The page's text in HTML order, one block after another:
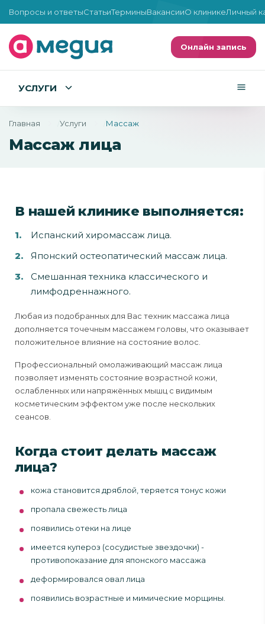
Вопросы и ответыСтатьиТерминыВакансииО клиникеЛичный
Онлайн запись
УСЛУГИ
Главная Услуги Массаж
Массаж лица
В нашей клинике выполняется:
Испанский хиромассаж лица.
Японский остеопатический массаж лица.
Смешанная техника классического и
лимфодреннажного.
Любая из подобранных для Вас техник массажа лица
дополняется точечным массажем головы, что оказывает
положительное влияние на состояние волос.
Профессиональный омолаживающий массаж лица
позволяет изменять состояние возрастной кожи,
ослабленных или напряжённых мышц с видимым
косметическим эффектом уже после нескольких
сеансов.
Когда стоит делать массаж
лица?
кожа становится дряблой, теряется тонус кожи
пропала свежесть лица
появились отеки на лице
имеется купероз (сосудистые звездочки) -
противопоказание для японского массажа
деформировался овал лица
появились возрастные и мимические морщины.